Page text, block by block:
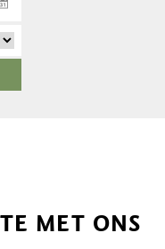
MET ONS